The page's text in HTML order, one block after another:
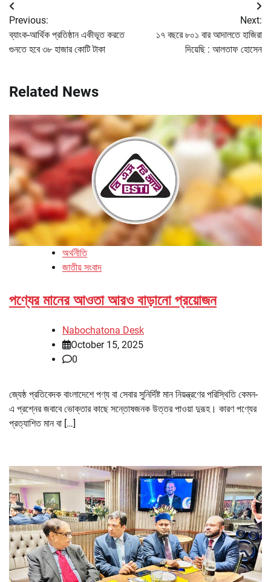
Post
navigation
Previous:
ব্যাংক-আর্থিক প্রতিষ্ঠান একীভূত করতে
গুনতে হবে ৩৮ হাজার কোটি টাকা
Next:
১৭ বছরে ৮০১ বার আদালতে হাজিরা
দিয়েছি : আলতাফ হোসেন
Related News
অর্থনীতি
জাতীয় সংবাদ
পণ্যের মানের আওতা আরও বাড়ানো প্রয়োজন
Nabochatona Desk
October 15, 2025
0
জ্যেষ্ঠ প্রতিবেদক বাংলাদেশে পণ্য বা সেবার সুনির্দিষ্ট মান নিয়ন্ত্রণের পরিস্থিতি কেমন-
এ প্রশ্নের জবাবে ভোক্তার কাছে সন্তোষজনক উত্তর পাওয়া দুরূহ। কারণ পণ্যের
প্রত্যাশিত মান বা […]